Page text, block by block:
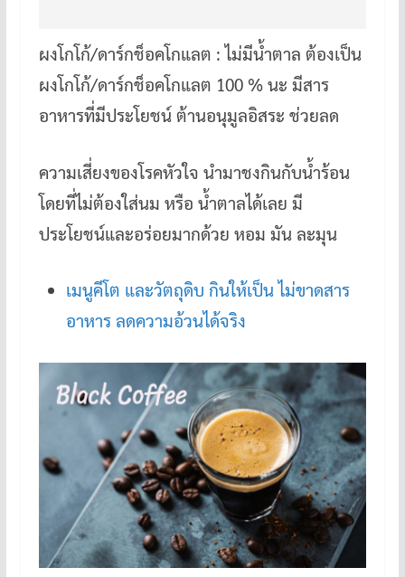
ผงโกโก้/ดาร์กช็อคโกแลต : ไม่มีน้ำตาล ต้องเป็น
ผงโกโก้/ดาร์กช็อคโกแลต 100 % นะ มีสาร
อาหารที่มีประโยชน์ ต้านอนุมูลอิสระ ช่วยลด
ความเสี่ยงของโรคหัวใจ นำมาชงกินกับน้ำร้อน
โดยที่ไม่ต้องใส่นม หรือ น้ำตาลได้เลย มี
ประโยชน์และอร่อยมากด้วย หอม มัน ละมุน
เมนูคีโต และวัตถุดิบ กินให้เป็น ไม่ขาดสาร
อาหาร ลดความอ้วนได้จริง